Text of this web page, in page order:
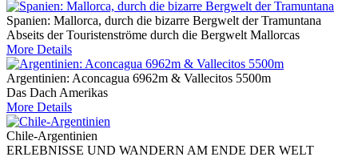
Spanien: Mallorca, durch die bizarre Bergwelt der Tramuntana
Abseits der Touristenströme durch die Bergwelt Mallorcas
More Details
Argentinien: Aconcagua 6962m & Vallecitos 5500m
Das Dach Amerikas
More Details
Chile-Argentinien
ERLEBNISSE UND WANDERN AM ENDE DER WELT